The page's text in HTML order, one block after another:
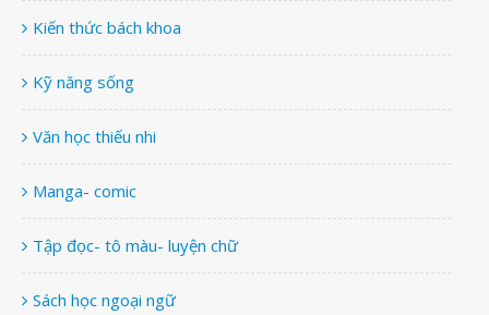
Kiến thức bách khoa
Kỹ năng sống
Văn học thiếu nhi
Manga- comic
Tập đọc- tô màu- luyện chữ
Sách học ngoại ngữ